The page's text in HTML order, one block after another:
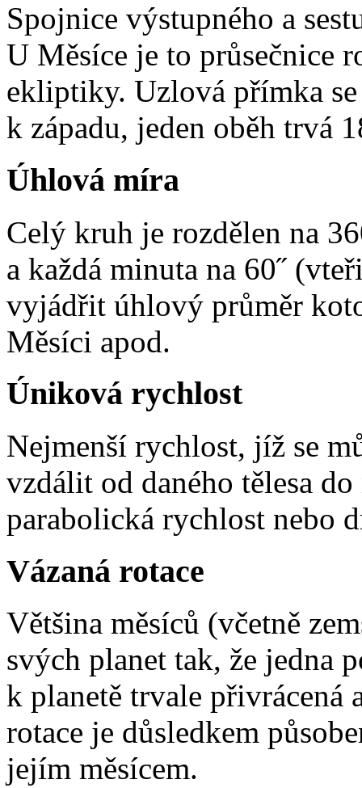
Spojnice výstupného a
U Měsíce je to průsečnice
ekliptiky. Uzlová přímka
k západu, jeden oběh trvá
Úhlová míra
Celý kruh je rozdělen na
a každá minuta na 60˝
vyjádřit úhlový průměr
Měsíci apod.
Úniková rychlost
Nejmenší rychlost, jíž se
vzdálit od daného tělesa
parabolická rychlost nebo
Vázaná rotace
Většina měsíců (včetně
svých planet tak, že jedna
k planetě trvale přivrácená
rotace je důsledkem
jejím měsícem.